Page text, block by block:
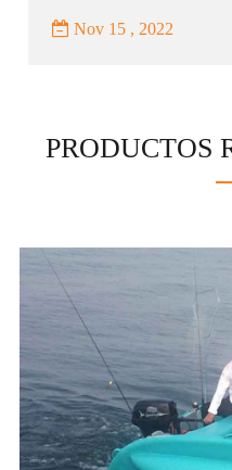
hidrofolio eléctrico...
Nov 15 , 2022
PRODUCTOS